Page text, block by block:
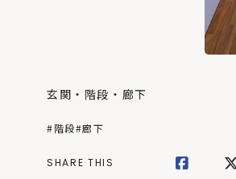
玄関・階段・廊下
#階段#廊下
SHARE THIS